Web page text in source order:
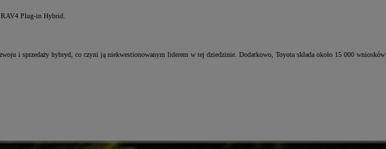
Plug-in Hybrid.
i sprzedaży hybryd, co czyni ją niekwestionowanym liderem w tej dziedzinie. Dodatkowo, Toyota składa około 15 000 wniosków